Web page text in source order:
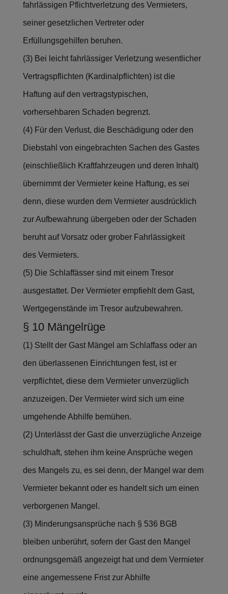
fahrlässigen Pflichtverletzung des Vermieters,
seiner gesetzlichen Vertreter oder
Erfüllungsgehilfen beruhen.
(3) Bei leicht fahrlässiger Verletzung wesentlicher
Vertragspflichten (Kardinalpflichten) ist die
Haftung auf den vertragstypischen,
vorhersehbaren Schaden begrenzt.
(4) Für den Verlust, die Beschädigung oder den
Diebstahl von eingebrachten Sachen des Gastes
(einschließlich Kraftfahrzeugen und deren Inhalt)
übernimmt der Vermieter keine Haftung, es sei
denn, diese wurden dem Vermieter ausdrücklich
zur Aufbewahrung übergeben oder der Schaden
beruht auf Vorsatz oder grober Fahrlässigkeit
des Vermieters.
(5) Die Schlaffässer sind mit einem Tresor
ausgestattet. Der Vermieter empfiehlt dem Gast,
Wertgegenstände im Tresor aufzubewahren.
§ 10 Mängelrüge
(1) Stellt der Gast Mängel am Schlaffass oder an
den überlassenen Einrichtungen fest, ist er
verpflichtet, diese dem Vermieter unverzüglich
anzuzeigen. Der Vermieter wird sich um eine
umgehende Abhilfe bemühen.
(2) Unterlässt der Gast die unverzügliche Anzeige
schuldhaft, stehen ihm keine Ansprüche wegen
des Mangels zu, es sei denn, der Mangel war dem
Vermieter bekannt oder es handelt sich um einen
verborgenen Mangel.
(3) Minderungsansprüche nach § 536 BGB
bleiben unberührt, sofern der Gast den Mangel
ordnungsgemäß angezeigt hat und dem Vermieter
eine angemessene Frist zur Abhilfe